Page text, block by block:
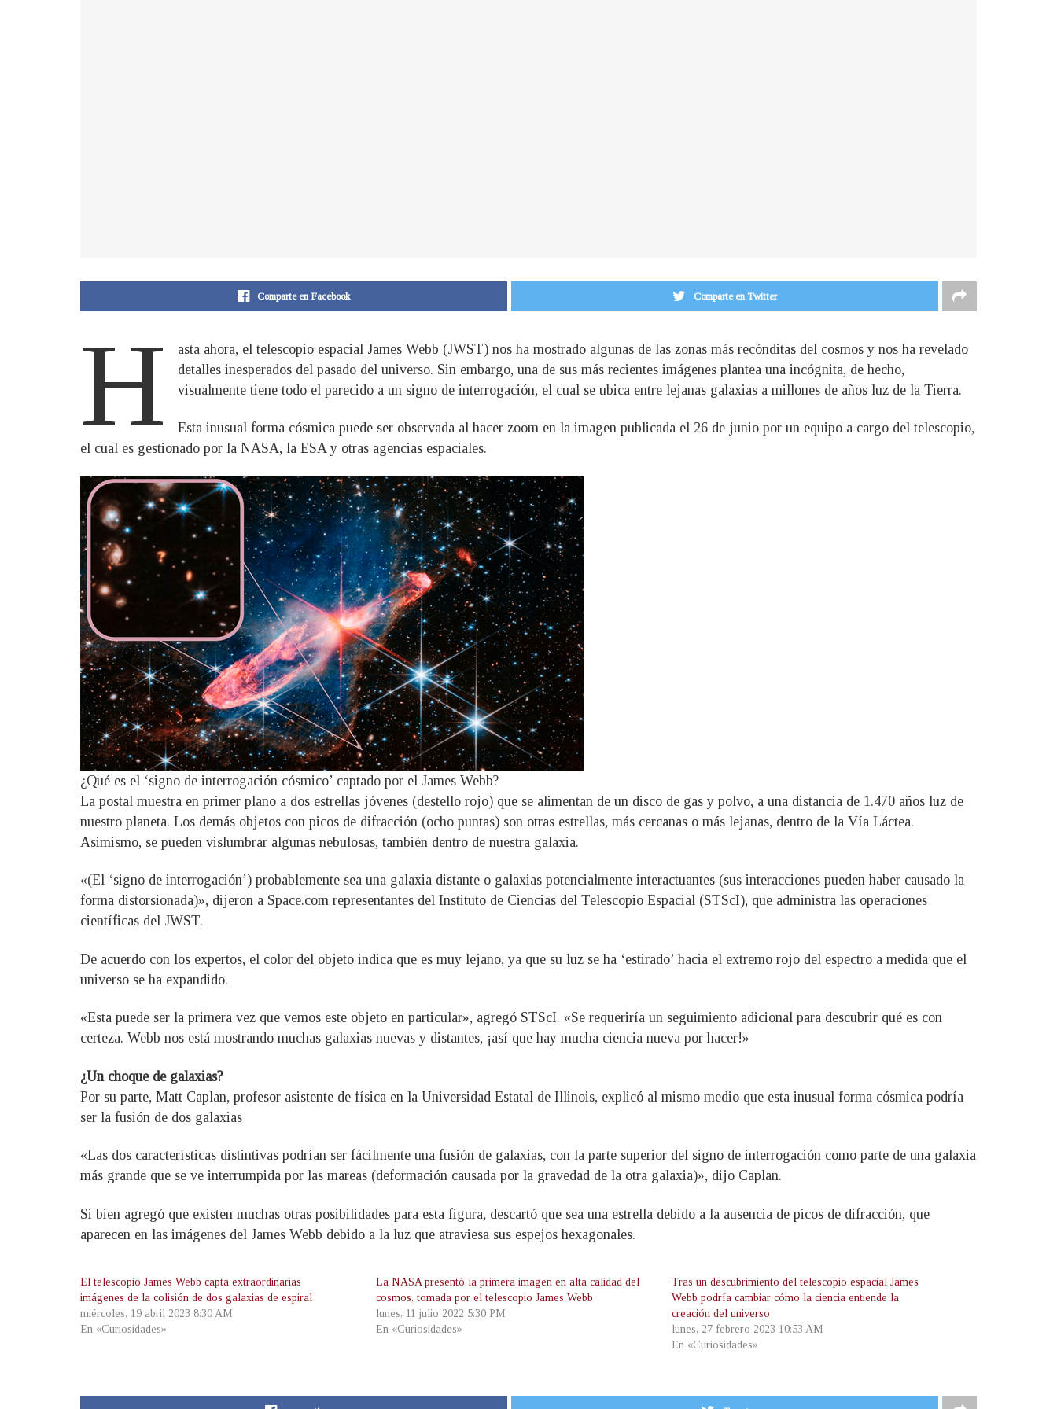
Comparte en Facebook Comparte en Twitter
H
asta ahora, el telescopio espacial James Webb (JWST) nos ha mostrado algunas de las zonas más recónditas del cosmos y nos ha revelado
detalles inesperados del pasado del universo. Sin embargo, una de sus más recientes imágenes plantea una incógnita, de hecho,
visualmente tiene todo el parecido a un signo de interrogación, el cual se ubica entre lejanas galaxias a millones de años luz de la Tierra.
Esta inusual forma cósmica puede ser observada al hacer zoom en la imagen publicada el 26 de junio por un equipo a cargo del telescopio,
el cual es gestionado por la NASA, la ESA y otras agencias espaciales.
¿Qué es el ‘signo de interrogación cósmico’ captado por el James Webb?
La postal muestra en primer plano a dos estrellas jóvenes (destello rojo) que se alimentan de un disco de gas y polvo, a una distancia de 1.470 años luz de
nuestro planeta. Los demás objetos con picos de difracción (ocho puntas) son otras estrellas, más cercanas o más lejanas, dentro de la Vía Láctea.
Asimismo, se pueden vislumbrar algunas nebulosas, también dentro de nuestra galaxia.
«(El ‘signo de interrogación’) probablemente sea una galaxia distante o galaxias potencialmente interactuantes (sus interacciones pueden haber causado la
forma distorsionada)», dijeron a Space.com representantes del Instituto de Ciencias del Telescopio Espacial (STScI), que administra las operaciones
científicas del JWST.
De acuerdo con los expertos, el color del objeto indica que es muy lejano, ya que su luz se ha ‘estirado’ hacia el extremo rojo del espectro a medida que el
universo se ha expandido.
«Esta puede ser la primera vez que vemos este objeto en particular», agregó STScI. «Se requeriría un seguimiento adicional para descubrir qué es con
certeza. Webb nos está mostrando muchas galaxias nuevas y distantes, ¡así que hay mucha ciencia nueva por hacer!»
¿Un choque de galaxias?
Por su parte, Matt Caplan, profesor asistente de física en la Universidad Estatal de Illinois, explicó al mismo medio que esta inusual forma cósmica podría
ser la fusión de dos galaxias
«Las dos características distintivas podrían ser fácilmente una fusión de galaxias, con la parte superior del signo de interrogación como parte de una galaxia
más grande que se ve interrumpida por las mareas (deformación causada por la gravedad de la otra galaxia)», dijo Caplan.
Si bien agregó que existen muchas otras posibilidades para esta figura, descartó que sea una estrella debido a la ausencia de picos de difracción, que
aparecen en las imágenes del James Webb debido a la luz que atraviesa sus espejos hexagonales.
El telescopio James Webb capta extraordinarias
imágenes de la colisión de dos galaxias de espiral
miércoles, 19 abril 2023 8:30 AM
En «Curiosidades»
La NASA presentó la primera imagen en alta calidad del
cosmos, tomada por el telescopio James Webb
lunes, 11 julio 2022 5:30 PM
En «Curiosidades»
Tras un descubrimiento del telescopio espacial James
Webb podría cambiar cómo la ciencia entiende la
creación del universo
lunes, 27 febrero 2023 10:53 AM
En «Curiosidades»